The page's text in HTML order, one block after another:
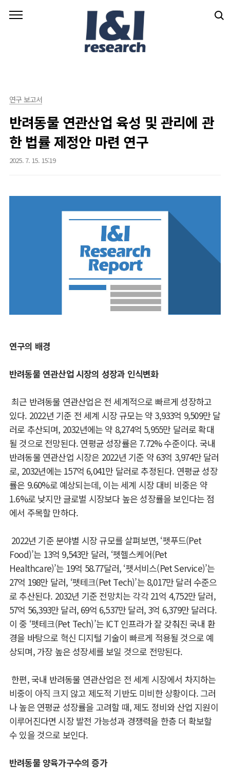
연구 보고서
반려동물 연관산업 육성 및 관리에 관
한 법률 제정안 마련 연구
2025. 7. 15. 15:19
연구의 배경
반려동물 연관산업 시장의 성장과 인식변화
최근 반려동물 연관산업은 전 세계적으로 빠르게 성장하고
있다. 2022년 기준 전 세계 시장 규모는 약 3,933억 9,509만 달
러로 추산되며, 2032년에는 약 8,274억 5,955만 달러로 확대
될 것으로 전망된다. 연평균 성장률은 7.72% 수준이다. 국내
반려동물 연관산업 시장은 2022년 기준 약 63억 3,974만 달러
로, 2032년에는 157억 6,041만 달러로 추정된다. 연평균 성장
률은 9.60%로 예상되는데, 이는 세계 시장 대비 비중은 약
1.6%로 낮지만 글로벌 시장보다 높은 성장률을 보인다는 점
에서 주목할 만하다.
2022년 기준 분야별 시장 규모를 살펴보면, ‘펫푸드(Pet
Food)’는 13억 9,543만 달러, ‘펫헬스케어(Pet
Healthcare)’는 19억 58.77달러, ‘펫서비스(Pet Service)’는
27억 198만 달러, ‘펫테크(Pet Tech)’는 8,017만 달러 수준으
로 추산된다. 2032년 기준 전망치는 각각 21억 4,752만 달러,
57억 56,393만 달러, 69억 6,537만 달러, 3억 6,379만 달러다.
이 중 ‘펫테크(Pet Tech)’는 ICT 인프라가 잘 갖춰진 국내 환
경을 바탕으로 혁신 디지털 기술이 빠르게 적용될 것으로 예
상되며, 가장 높은 성장세를 보일 것으로 전망된다.
한편, 국내 반려동물 연관산업은 전 세계 시장에서 차지하는
비중이 아직 크지 않고 제도적 기반도 미비한 상황이다. 그러
나 높은 연평균 성장률을 고려할 때, 제도 정비와 산업 지원이
이루어진다면 시장 발전 가능성과 경쟁력을 한층 더 확보할
수 있을 것으로 보인다.
반려동물 양육가구수의 증가